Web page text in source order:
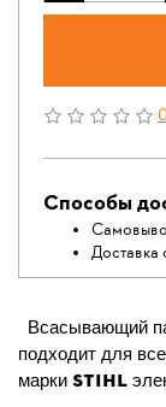
Способы
Доставка
Всасывающий
подходит для
марки STIHL